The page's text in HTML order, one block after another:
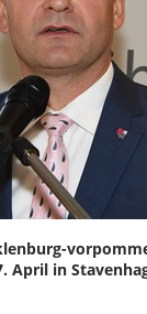
April in